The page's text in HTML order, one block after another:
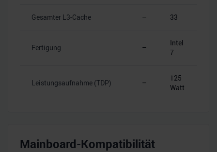
Gesamter L3-Cache – 33
Fertigung –
Intel
7
Leistungsaufnahme (TDP) –
125
Watt
Mainboard-Kompatibilität